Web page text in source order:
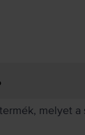
melyet